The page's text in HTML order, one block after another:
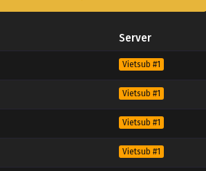
Server
Vietsub #1
Vietsub #1
Vietsub #1
Vietsub #1